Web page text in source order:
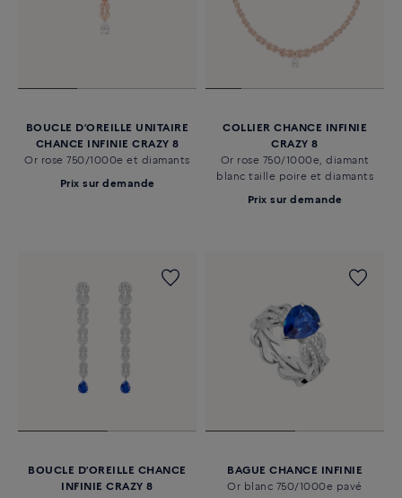
BOUCLE D’OREILLE UNITAIRE
CHANCE INFINIE CRAZY 8
Or rose 750/1000e et diamants
Prix sur demande
COLLIER CHANCE INFINIE
CRAZY 8
Or rose 750/1000e, diamant
blanc taille poire et diamants
Prix sur demande
BOUCLE D’OREILLE CHANCE
INFINIE CRAZY 8
BAGUE CHANCE INFINIE
Or blanc 750/1000e pavé